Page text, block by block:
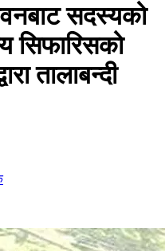
सदस्यको
सिफारिसको
तालाबन्दी